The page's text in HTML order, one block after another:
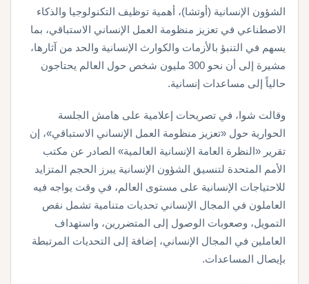
الشؤون الإنسانية (أوتشا)، أهمية توظيف التكنولوجيا والذكاء
الاصطناعي في تعزيز منظومة العمل الإنساني الاستباقي، بما
يسهم في التنبؤ بالأزمات والكوارث الإنسانية والحد من آثارها،
مشيرة إلى أن نحو 300 مليون شخص حول العالم يحتاجون
حالياً إلى مساعدات إنسانية.
وقالت شوا، في تصريحات إعلامية على هامش الجلسة
الحوارية حول «تعزيز منظومة العمل الإنساني الاستباقي»، إن
تقرير «النظرة العامة الإنسانية العالمية» الصادر عن مكتب
الأمم المتحدة لتنسيق الشؤون الإنسانية يبرز الحجم المتزايد
للاحتياجات الإنسانية على مستوى العالم، في وقت يواجه فيه
العاملون في المجال الإنساني تحديات متنامية تشمل نقص
التمويل، وصعوبات الوصول إلى المتضررين، واستهداف
العاملين في المجال الإنساني، إضافة إلى التحديات المرتبطة
بإيصال المساعدات.